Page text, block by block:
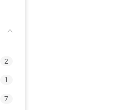
2
1
7